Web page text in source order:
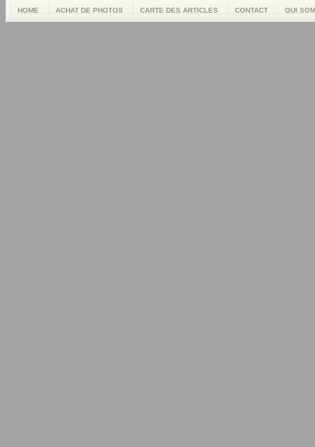
HOME ACHAT DE PHOTOS CARTE DES ARTICLES CONTACT QUI